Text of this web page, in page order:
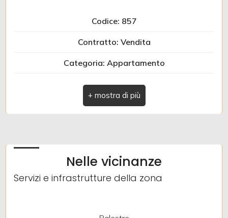
Codice: 857
Contratto: Vendita
Categoria: Appartamento
Indirizzo: Via Medagli d'Oro
Comune: Albenga
Camere: 2
Nelle vicinanze
Servizi e infrastrutture della zona